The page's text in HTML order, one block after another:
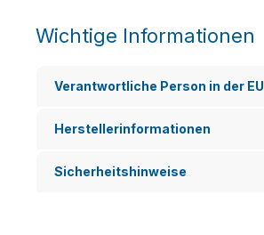
Wichtige Informationen
Verantwortliche Person in der EU
Herstellerinformationen
Sicherheitshinweise